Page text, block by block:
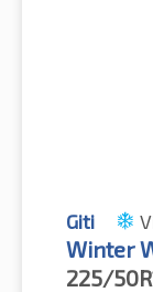
Giti
Winter
225/